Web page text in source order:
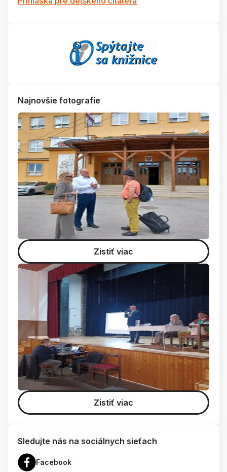
Najnovšie fotografie
Zistiť viac
Zistiť viac
Sledujte nás na sociálnych sieťach
Facebook